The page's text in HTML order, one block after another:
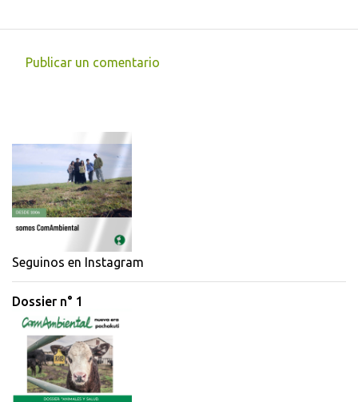
e
t
a
i
o
s
Publicar un comentario
Seguinos en Instagram
Dossier n° 1